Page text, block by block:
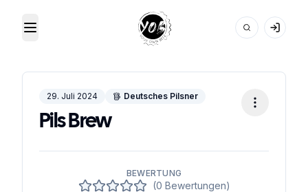
Toggle Menu Your Own Beer
29. Juli 2024 Deutsches Pilsner
Pils Brew
BEWERTUNG
(0 Bewertungen)